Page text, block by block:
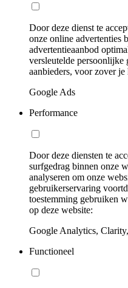
Door deze dienst te
onze online advertenties
advertentieaanbod
versleutelde persoonlijke
aanbieders, voor zover
Google Ads
Performance
Door deze diensten te
surfgedrag binnen onze
analyseren om onze
gebruikerservaring
toestemming gebruiken
op deze website:
Google Analytics,
Functioneel